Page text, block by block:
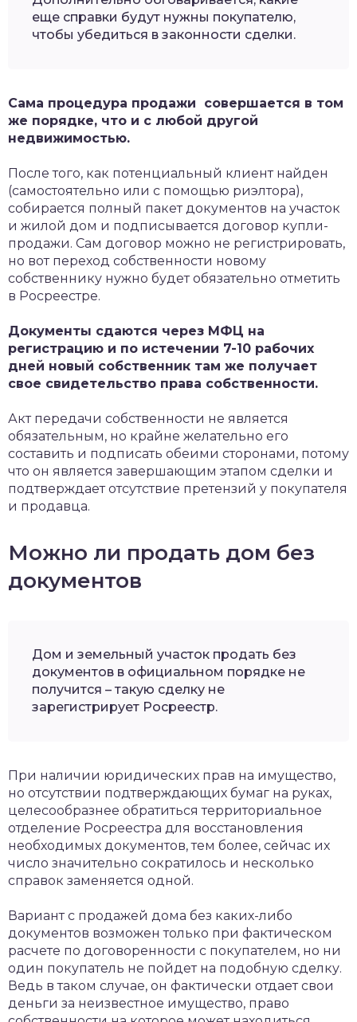
еще справки будут нужны покупателю,
чтобы убедиться в законности сделки.
Сама процедура продажи совершается в том
же порядке, что и с любой другой
недвижимостью.
После того, как потенциальный клиент найден
(самостоятельно или с помощью риэлтора),
собирается полный пакет документов на участок
и жилой дом и подписывается договор купли-
продажи. Сам договор можно не регистрировать,
но вот переход собственности новому
собственнику нужно будет обязательно отметить
в Росреестре.
Документы сдаются через МФЦ на
регистрацию и по истечении 7-10 рабочих
дней новый собственник там же получает
свое свидетельство права собственности.
Акт передачи собственности не является
обязательным, но крайне желательно его
составить и подписать обеими сторонами, потому
что он является завершающим этапом сделки и
подтверждает отсутствие претензий у покупателя
и продавца.
Можно ли продать дом без
документов
Дом и земельный участок продать без
документов в официальном порядке не
получится – такую сделку не
зарегистрирует Росреестр.
При наличии юридических прав на имущество,
но отсутствии подтверждающих бумаг на руках,
целесообразнее обратиться территориальное
отделение Росреестра для восстановления
необходимых документов, тем более, сейчас их
число значительно сократилось и несколько
справок заменяется одной.
Вариант с продажей дома без каких-либо
документов возможен только при фактическом
расчете по договоренности с покупателем, но ни
один покупатель не пойдет на подобную сделку.
Ведь в таком случае, он фактически отдает свои
деньги за неизвестное имущество, право